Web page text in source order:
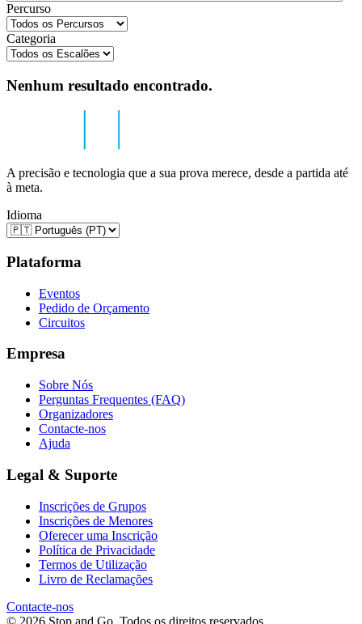
Percurso
Categoria
Nenhum resultado encontrado.
A precisão e tecnologia que a sua prova merece, desde a partida até
à meta.
Idioma
Plataforma
Eventos
Pedido de Orçamento
Circuitos
Empresa
Sobre Nós
Perguntas Frequentes (FAQ)
Organizadores
Contacte-nos
Ajuda
Legal & Suporte
Inscrições de Grupos
Inscrições de Menores
Oferecer uma Inscrição
Política de Privacidade
Termos de Utilização
Livro de Reclamações
Contacte-nos
© 2026 Stop and Go. Todos os direitos reservados.